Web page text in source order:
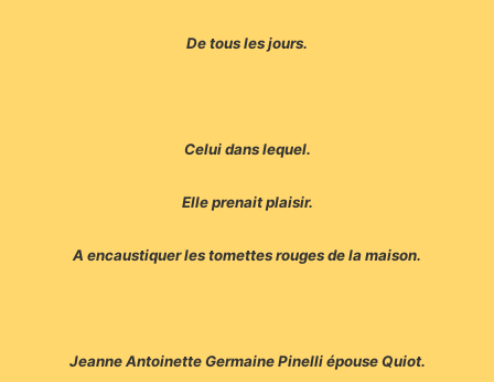
De tous les jours.
Celui dans lequel.
Elle prenait plaisir.
A encaustiquer les tomettes rouges de la maison.
Jeanne Antoinette Germaine Pinelli épouse Quiot.